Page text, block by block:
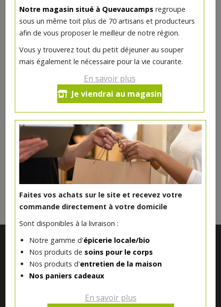
Notre magasin situé à Quevaucamps regroupe
sous un même toit plus de 70 artisans et producteurs
afin de vous proposer le meilleur de notre région.
Vous y trouverez tout du petit déjeuner au souper
mais également le nécessaire pour la vie courante.
En savoir plus
Je viendrai au magasin
Faites vos achats sur le site et recevez votre
commande directement à votre domicile
Sont disponibles à la livraison :
Notre gamme d'épicerie locale/bio
Nos produits de soins pour le corps
Nos produits d'entretien de la maison
Nos paniers cadeaux
En savoir plus
Blanc de volaille – Sauce aux
pommes et Poiregnac Gervin –
Poêlée de légumes – Pommes de
terre rissolées
Ce produit est indisponible pour le moment.
DANS LA MÊME CATÉGORIE ...